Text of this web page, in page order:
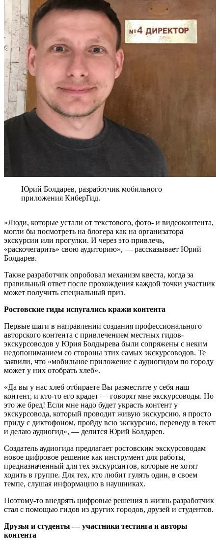
Юрий Болдарев, разработчик мобильного
приложения КиберГид.
«Люди, которые устали от текстового, фото- и видеоконтента,
могли бы посмотреть на блогера как на организатора
экскурсии или прогулки. И через это привлечь,
«раскочегарить» свою аудиторию», — рассказывает Юрий
Болдарев.
Также разработчик опробовал механизм квеста, когда за
правильный ответ после прохождения каждой точки участник
может получить специальный приз.
Ростовские гиды испугались кражи контента
Первые шаги в направлении создания профессионального
авторского контента с привлечением местных гидов-
экскурсоводов у Юрия Болдырева были сопряжены с неким
недопониманием со стороны этих самых экскурсоводов. Те
заявили, что «мобильное приложение с аудиогидом по городу
может у них отобрать хлеб».
«Да вы у нас хлеб отбираете Вы разместите у себя наш
контент, и кто-то его крадет — говорят мне экскурсоводы. Но
это же бред! Если мне надо будет украсть контент у
экскурсовода, который проводит живую экскурсию, я просто
приду с диктофоном, пройду всю экскурсию, переведу в текст
и делаю аудиогид», — делится Юрий Болдарев.
Создатель аудиогида предлагает ростовским экскурсоводам
новое цифровое решение как инструмент для работы,
предназначенный для тех экскурсантов, которые не хотят
ходить в группе. Для тех, кто любит гулять один, в своем
темпе, слушая информацию в наушниках.
Поэтому-то внедрять цифровые решения в жизнь разработчик
стал с помощью гидов из других городов, друзей и студентов.
Друзья и студенты — участники тестинга и авторы
контента